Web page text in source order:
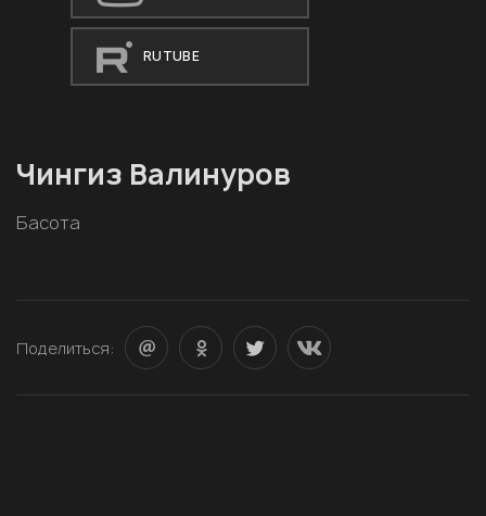
RUTUBE
Чингиз Валинуров
Басота
Поделиться: